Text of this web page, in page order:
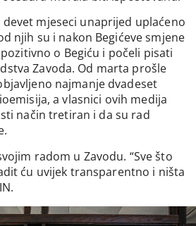
devet mjeseci unaprijed uplaćeno
njih su i nakon Begićeve smjene
o Begiću i počeli pisati
Zavoda. Od marta prošle
najmanje dvadeset
a vlasnici ovih medija
način tretiran i da su rad
radom u Zavodu. “Sve što
ću uvijek transparentno i ništa